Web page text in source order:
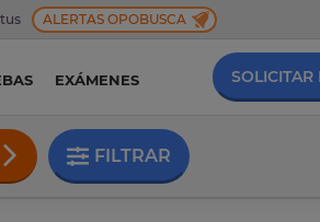
ALERTAS OPOBUSCA
EXÁMENES
FILTRAR